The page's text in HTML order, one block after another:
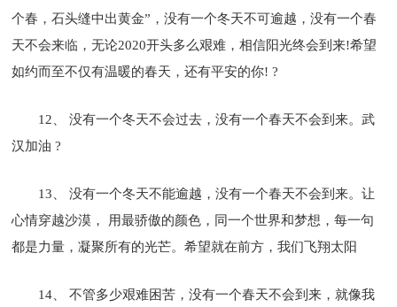
个春，石头缝中出黄金”，没有一个冬天不可逾越，没有一个春
天不会来临，无论2020开头多么艰难，相信阳光终会到来!希望
如约而至不仅有温暖的春天，还有平安的你! ?
12、 没有一个冬天不会过去，没有一个春天不会到来。武
汉加油 ?
13、 没有一个冬天不能逾越，没有一个春天不会到来。让
心情穿越沙漠， 用最骄傲的颜色，同一个世界和梦想，每一句
都是力量，凝聚所有的光芒。希望就在前方，我们飞翔太阳
14、 不管多少艰难困苦，没有一个春天不会到来，就像我